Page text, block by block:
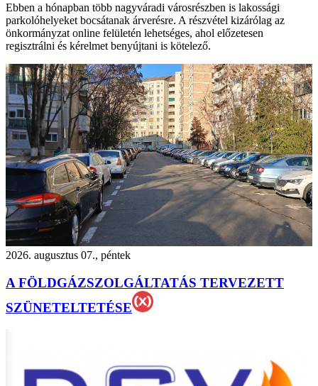
Ebben a hónapban több nagyváradi városrészben is lakossági
parkolóhelyeket bocsátanak árverésre. A részvétel kizárólag az
önkormányzat online felületén lehetséges, ahol előzetesen
regisztrálni és kérelmet benyújtani is kötelező.
2026. augusztus 07., péntek
A FÖLDGÁZSZOLGÁLTATÁS TERVEZETT
SZÜNETELTETÉSE